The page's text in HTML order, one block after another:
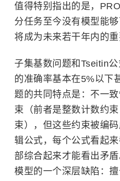
值得特别指出的是，
分任务至今没有模型能
将成为未来若干年内的重
子集基数问题和Tseitin
的准确率基本在5%以下
题的共同特点是：不一
束（前者是整数计数约
束），但这些约束被编
辑公式，每个公式看起
部综合起来才能看出矛
模型的一个深层缺陷：